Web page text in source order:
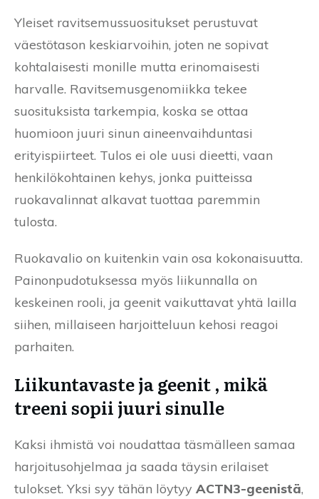
Yleiset ravitsemussuositukset perustuvat
väestötason keskiarvoihin, joten ne sopivat
kohtalaisesti monille mutta erinomaisesti
harvalle. Ravitsemusgenomiikka tekee
suosituksista tarkempia, koska se ottaa
huomioon juuri sinun aineenvaihduntasi
erityispiirteet. Tulos ei ole uusi dieetti, vaan
henkilökohtainen kehys, jonka puitteissa
ruokavalinnat alkavat tuottaa paremmin
tulosta.
Ruokavalio on kuitenkin vain osa kokonaisuutta.
Painonpudotuksessa myös liikunnalla on
keskeinen rooli, ja geenit vaikuttavat yhtä lailla
siihen, millaiseen harjoitteluun kehosi reagoi
parhaiten.
Liikuntavaste ja geenit , mikä
treeni sopii juuri sinulle
Kaksi ihmistä voi noudattaa täsmälleen samaa
harjoitusohjelmaa ja saada täysin erilaiset
tulokset. Yksi syy tähän löytyy ACTN3-geenistä,